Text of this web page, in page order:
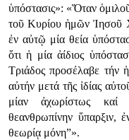
ὑπόστασις»: «Ὅταν
τοῦ Κυρίου ἡμῶν Ἰησοῦ
ἐν αὐτῷ μία θεία
ὅτι ἡ μία ἀίδιος
Τριάδος προσέλαβε τήν
αὐτήν μετά τῆς ἰδίας
μίαν ἀχωρίστως καί
θεανθρωπίνην ὕπαρξιν,
θεωρίᾳ μόνη”».